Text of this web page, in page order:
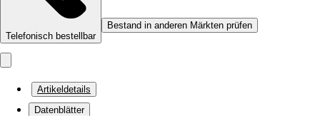
Telefonisch bestellbar
Bestand in anderen Märkten prüfen
Artikeldetails
Datenblätter